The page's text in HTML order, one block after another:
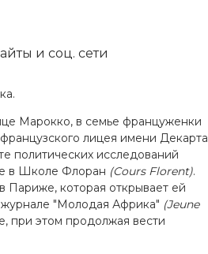
Марокко, в семье француженки
лицея имени Декарта
политических исследований
в Школе Флоран (Cours Florent).
которая открывает ей
"Молодая Африка" (Jeune
при этом продолжая вести
и соц. сети